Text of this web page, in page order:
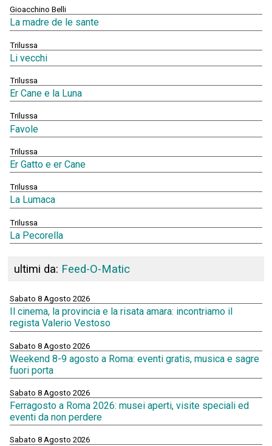
Gioacchino Belli
La madre de le sante
Trilussa
Li vecchi
Trilussa
Er Cane e la Luna
Trilussa
Favole
Trilussa
Er Gatto e er Cane
Trilussa
La Lumaca
Trilussa
La Pecorella
ultimi da: Feed-O-Matic
Sabato 8 Agosto 2026
Il cinema, la provincia e la risata amara: incontriamo il
regista Valerio Vestoso
Sabato 8 Agosto 2026
Weekend 8-9 agosto a Roma: eventi gratis, musica e sagre
fuori porta
Sabato 8 Agosto 2026
Ferragosto a Roma 2026: musei aperti, visite speciali ed
eventi da non perdere
Sabato 8 Agosto 2026